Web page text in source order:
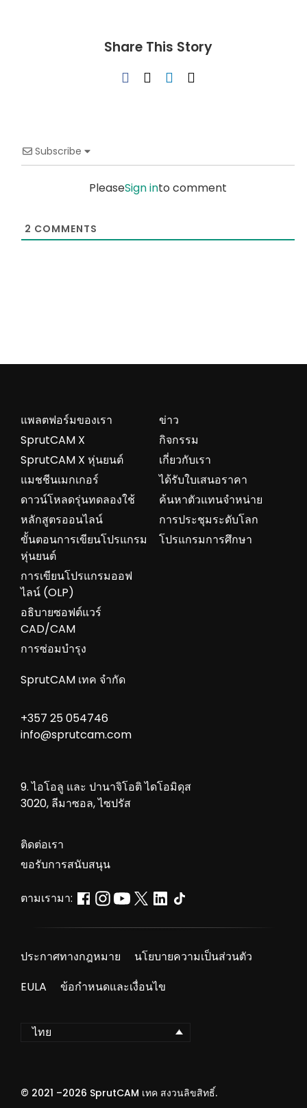
Share This Story
Facebook
X LinkedIn
Email
Subscribe
PleaseSign into comment
2 COMMENTS
ข่าว
กิจกรรม
เกี่ยวกับเรา
ได้รับใบเสนอราคา
ค้นหาตัวแทนจำหน่าย
การประชุมระดับโลก
โปรแกรมการศึกษา
แพลตฟอร์มของเรา
SprutCAM X
SprutCAM X หุ่นยนต์
แมชชีนเมกเกอร์
ดาวน์โหลดรุ่นทดลองใช้
หลักสูตรออนไลน์
ขั้นตอนการเขียนโปรแกรม
หุ่นยนต์
การเขียนโปรแกรมออฟ
ไลน์ (OLP)
อธิบายซอฟต์แวร์
CAD/CAM
การซ่อมบำรุง
SprutCAM เทค จำกัด
+357 25 054746
info@sprutcam.com
9. ไอโอลู และ ปานาจิโอติ ไดโอมิดุส
3020, ลีมาซอล, ไซปรัส
ติดต่อเรา
ขอรับการสนับสนุน
ตามเรามา:
ประกาศทางกฎหมาย
นโยบายความเป็นส่วนตัว
EULA
ข้อกำหนดและเงื่อนไข
ไทย
© 2021 –2026 SprutCAM เทค สงวนลิขสิทธิ์.